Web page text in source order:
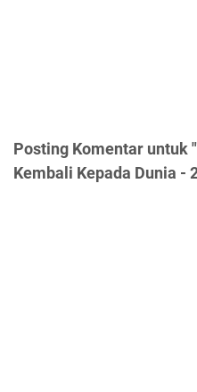
Posting Komentar untuk
Kembali Kepada Dunia -